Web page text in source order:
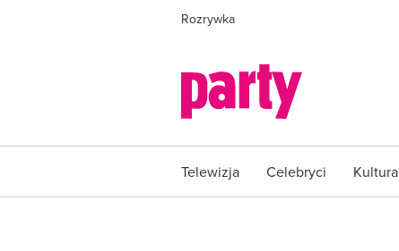
Rozrywka
Telewizja Celebryci Kultura